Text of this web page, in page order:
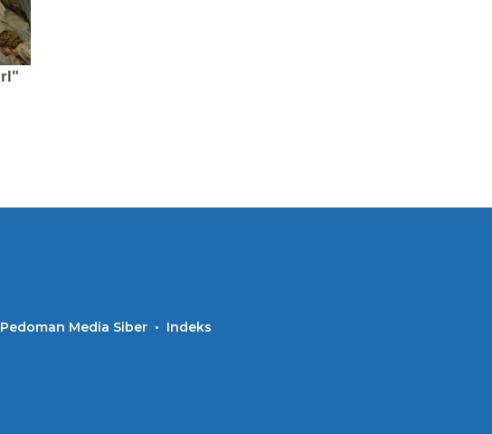
Pedoman Media Siber Indeks